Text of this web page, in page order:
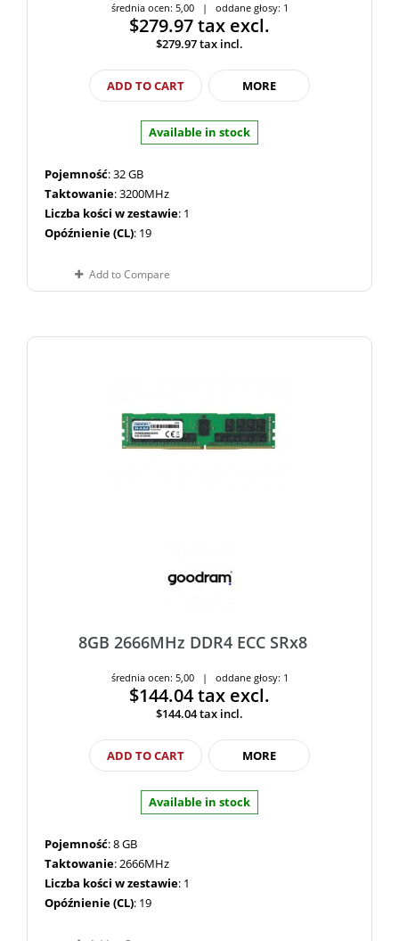
średnia ocen: 5,00 | oddane głosy: 1
$279.97tax excl.
$279.97tax incl.
ADD TO CART MORE
Available in stock
Pojemność: 32 GB
Taktowanie: 3200MHz
Liczba kości w zestawie: 1
Opóźnienie (CL): 19
Add to Compare
8GB 2666MHz DDR4 ECC SRx8
średnia ocen: 5,00 | oddane głosy: 1
$144.04tax excl.
$144.04tax incl.
ADD TO CART MORE
Available in stock
Pojemność: 8 GB
Taktowanie: 2666MHz
Liczba kości w zestawie: 1
Opóźnienie (CL): 19